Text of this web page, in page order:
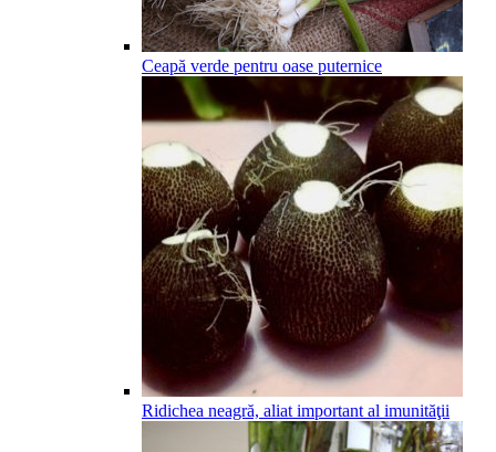
Ceapă verde pentru oase puternice
Ridichea neagră, aliat important al imunităţii